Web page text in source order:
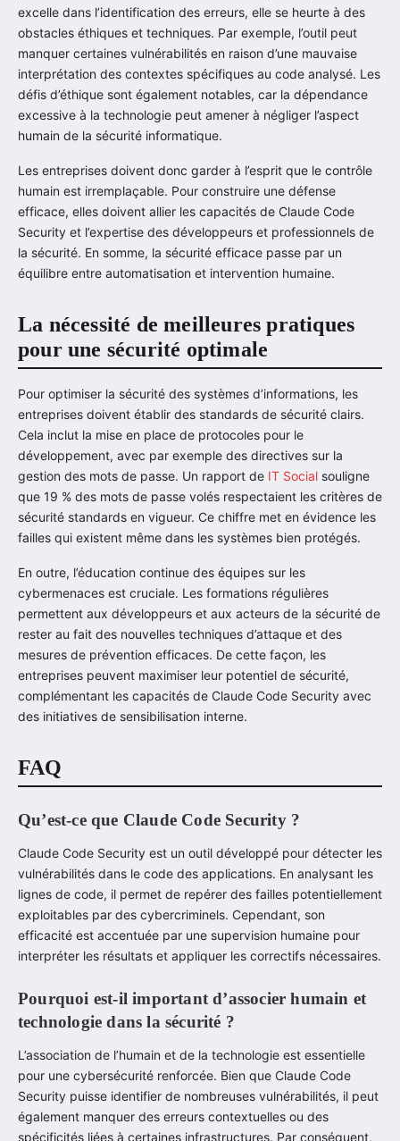
excelle dans l’identification des erreurs, elle se heurte à des
obstacles éthiques et techniques. Par exemple, l’outil peut
manquer certaines vulnérabilités en raison d’une mauvaise
interprétation des contextes spécifiques au code analysé. Les
défis d’éthique sont également notables, car la dépendance
excessive à la technologie peut amener à négliger l’aspect
humain de la sécurité informatique.
Les entreprises doivent donc garder à l’esprit que le contrôle
humain est irremplaçable. Pour construire une défense
efficace, elles doivent allier les capacités de Claude Code
Security et l’expertise des développeurs et professionnels de
la sécurité. En somme, la sécurité efficace passe par un
équilibre entre automatisation et intervention humaine.
La nécessité de meilleures pratiques
pour une sécurité optimale
Pour optimiser la sécurité des systèmes d’informations, les
entreprises doivent établir des standards de sécurité clairs.
Cela inclut la mise en place de protocoles pour le
développement, avec par exemple des directives sur la
gestion des mots de passe. Un rapport de IT Social souligne
que 19 % des mots de passe volés respectaient les critères de
sécurité standards en vigueur. Ce chiffre met en évidence les
failles qui existent même dans les systèmes bien protégés.
En outre, l’éducation continue des équipes sur les
cybermenaces est cruciale. Les formations régulières
permettent aux développeurs et aux acteurs de la sécurité de
rester au fait des nouvelles techniques d’attaque et des
mesures de prévention efficaces. De cette façon, les
entreprises peuvent maximiser leur potentiel de sécurité,
complémentant les capacités de Claude Code Security avec
des initiatives de sensibilisation interne.
FAQ
Qu’est-ce que Claude Code Security ?
Claude Code Security est un outil développé pour détecter les
vulnérabilités dans le code des applications. En analysant les
lignes de code, il permet de repérer des failles potentiellement
exploitables par des cybercriminels. Cependant, son
efficacité est accentuée par une supervision humaine pour
interpréter les résultats et appliquer les correctifs nécessaires.
Pourquoi est-il important d’associer humain et
technologie dans la sécurité ?
L’association de l’humain et de la technologie est essentielle
pour une cybersécurité renforcée. Bien que Claude Code
Security puisse identifier de nombreuses vulnérabilités, il peut
également manquer des erreurs contextuelles ou des
spécificités liées à certaines infrastructures. Par conséquent,